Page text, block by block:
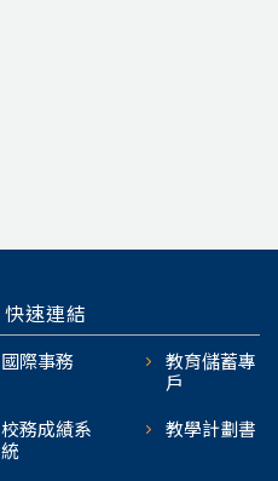
快速連結
國際事務
教育儲蓄專
戶
校務成績系
統
教學計劃書